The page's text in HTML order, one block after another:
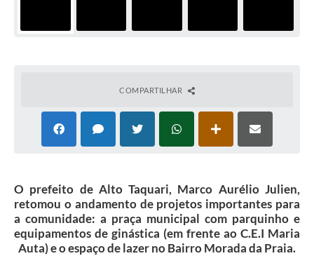
COMPARTILHAR
O prefeito de Alto Taquari, Marco Aurélio Julien,
retomou o andamento de projetos importantes para
a comunidade: a praça municipal com parquinho e
equipamentos de ginástica (em frente ao C.E.I Maria
Auta) e o espaço de lazer no Bairro Morada da Praia.